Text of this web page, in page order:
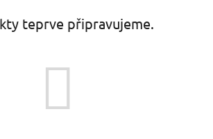
teprve připravujeme.